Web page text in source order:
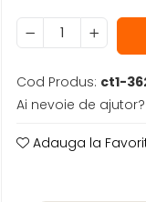
Cod Produs: ct1-
Ai nevoie de ajutor?
Adauga la